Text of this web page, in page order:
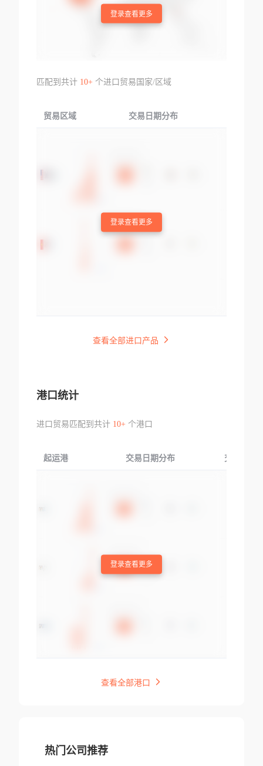
登录查看更多
匹配到共计 10+个进口贸易国家/区域
贸易区域 交易日期分布
登录查看更多
查看全部进口产品
港口统计
进口贸易匹配到共计 10+个港口
起运港 交易日期分布 交易产品
登录查看更多
查看全部港口
热门公司推荐